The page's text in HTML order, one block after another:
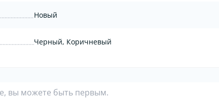
Новый
Черный, Коричневый
вы можете быть первым.